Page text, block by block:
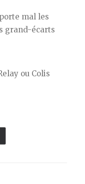
mal les
grand-écarts
ou Colis